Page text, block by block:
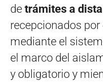
de trámites a
recepcionados
mediante el
el marco del
y obligatorio y